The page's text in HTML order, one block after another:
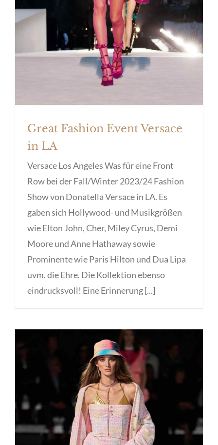
Great Fashion Event Versace
in LA
Versace Los Angeles Was für eine Front
Row bei der Fall/Winter 2023/24 Fashion
Show von Donatella Versace in LA. Es
gaben sich Hollywood- und Musikgrößen
wie Elton John, Cher, Miley Cyrus, Demi
Moore und Anne Hathaway sowie
Prominente wie Paris Hilton und Dua Lipa
uvm. die Ehre. Die Kollektion ebenso
eindrucksvoll! Eine Erinnerung [...]